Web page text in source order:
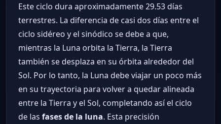
Este ciclo dura aproximadamente 29.53 días
terrestres. La diferencia de casi dos días entre el
ciclo sidéreo y el sinódico se debe a que,
mientras la Luna orbita la Tierra, la Tierra
también se desplaza en su órbita alrededor del
Sol. Por lo tanto, la Luna debe viajar un poco más
en su trayectoria para volver a quedar alineada
entre la Tierra y el Sol, completando así el ciclo
de las fases de la luna. Esta precisión